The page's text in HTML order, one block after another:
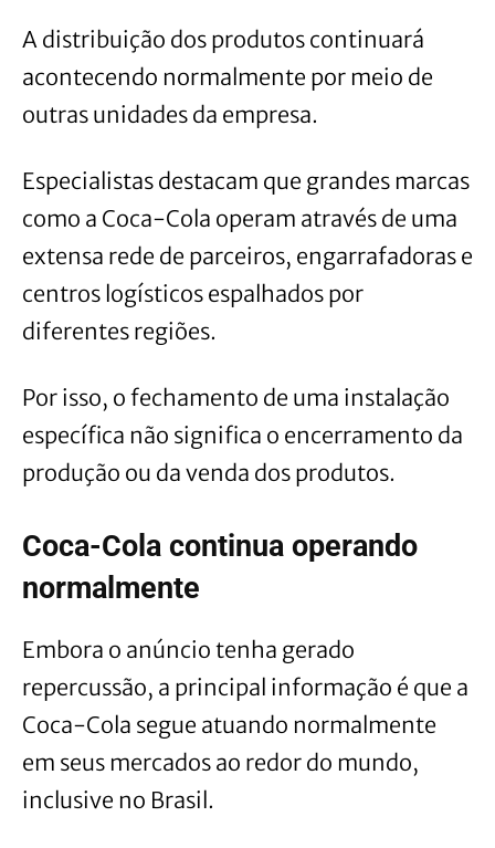
A distribuição dos produtos continuará
acontecendo normalmente por meio de
outras unidades da empresa.
Especialistas destacam que grandes marcas
como a Coca-Cola operam através de uma
extensa rede de parceiros, engarrafadoras e
centros logísticos espalhados por
diferentes regiões.
Por isso, o fechamento de uma instalação
específica não significa o encerramento da
produção ou da venda dos produtos.
Coca-Cola continua operando
normalmente
Embora o anúncio tenha gerado
repercussão, a principal informação é que a
Coca-Cola segue atuando normalmente
em seus mercados ao redor do mundo,
inclusive no Brasil.